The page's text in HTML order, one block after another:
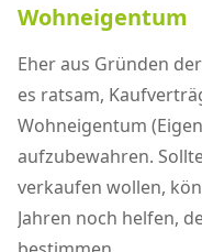
Wohneigentum
Eher aus Gründen
es ratsam,
Wohneigentum
aufzubewahren.
verkaufen wollen,
Jahren noch helfen,